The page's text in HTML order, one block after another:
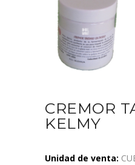
CREMOR
KELMY
Unidad de venta: